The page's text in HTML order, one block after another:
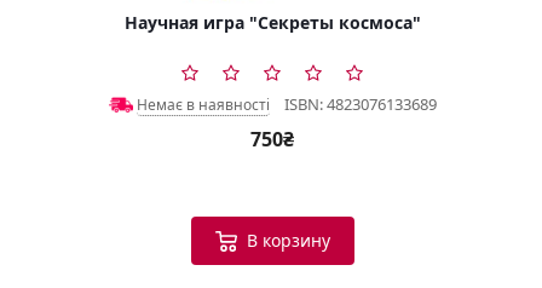
Научная игра "Секреты космоса"
Немає в наявності ISBN: 4823076133689
750₴
В корзину